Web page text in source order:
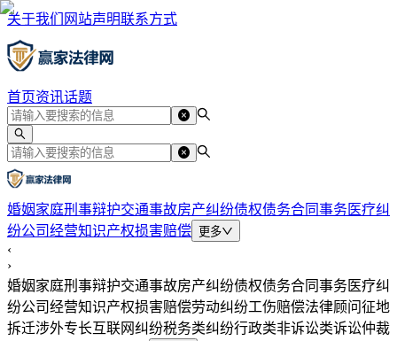
关于我们 网站声明联系方式
首页资讯话题
婚姻家庭刑事辩护交通事故房产纠纷债权债务合同事务医疗纠
纷公司经营知识产权损害赔偿 更多
‹
›
婚姻家庭刑事辩护交通事故房产纠纷债权债务合同事务医疗纠
纷公司经营知识产权损害赔偿劳动纠纷工伤赔偿法律顾问征地
拆迁涉外专长互联网纠纷税务类纠纷行政类非诉讼类诉讼仲裁